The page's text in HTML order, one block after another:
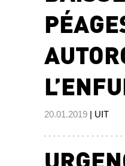
20.01.2019 | UIT